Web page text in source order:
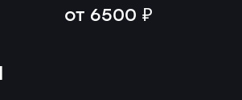
от 6500 ₽